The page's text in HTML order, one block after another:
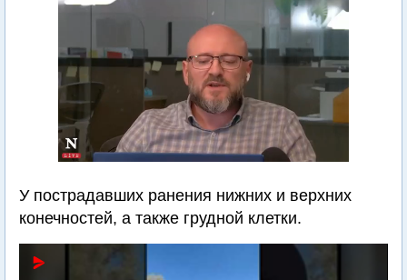
У пострадавших ранения нижних и верхних
конечностей, а также грудной клетки.